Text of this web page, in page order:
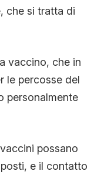
che si tratta di
vaccino, che in
le percosse del
personalmente
possano
e il contatto